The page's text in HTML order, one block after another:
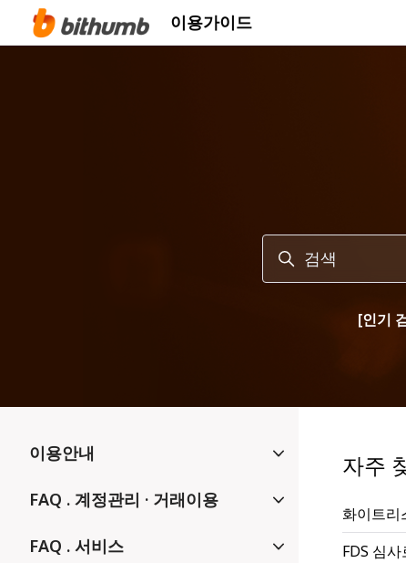
주 콘텐츠로 건너뛰기
이용가이드
검색
[인기
자주
화이트리
FDS 심
이용안내
FAQ . 계정관리 · 거래이용
FAQ . 서비스